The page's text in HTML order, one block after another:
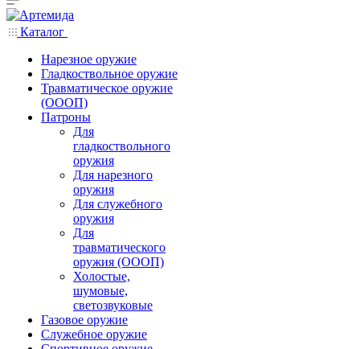
Каталог
Нарезное оружие
Гладкоствольное оружие
Травматическое оружие
(ОООП)
Патроны
Для
гладкоствольного
оружия
Для нарезного
оружия
Для служебного
оружия
Для
травматического
оружия (ОООП)
Холостые,
шумовые,
светозвуковые
Газовое оружие
Служебное оружие